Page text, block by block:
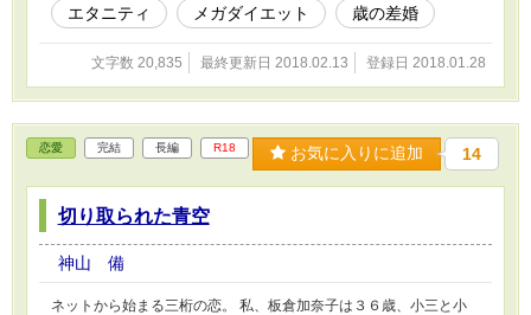
エタニティ メガダイエット 歳の差婚
文字数 20,835 最終更新日 2018.02.13 登録日 2018.01.28
恋愛 完結 長編 R18 お気に入りに追加 14
切り取られた青空
神山 備
ネットから始まる三桁の恋。 私、板倉加奈子は３６歳、小三と小